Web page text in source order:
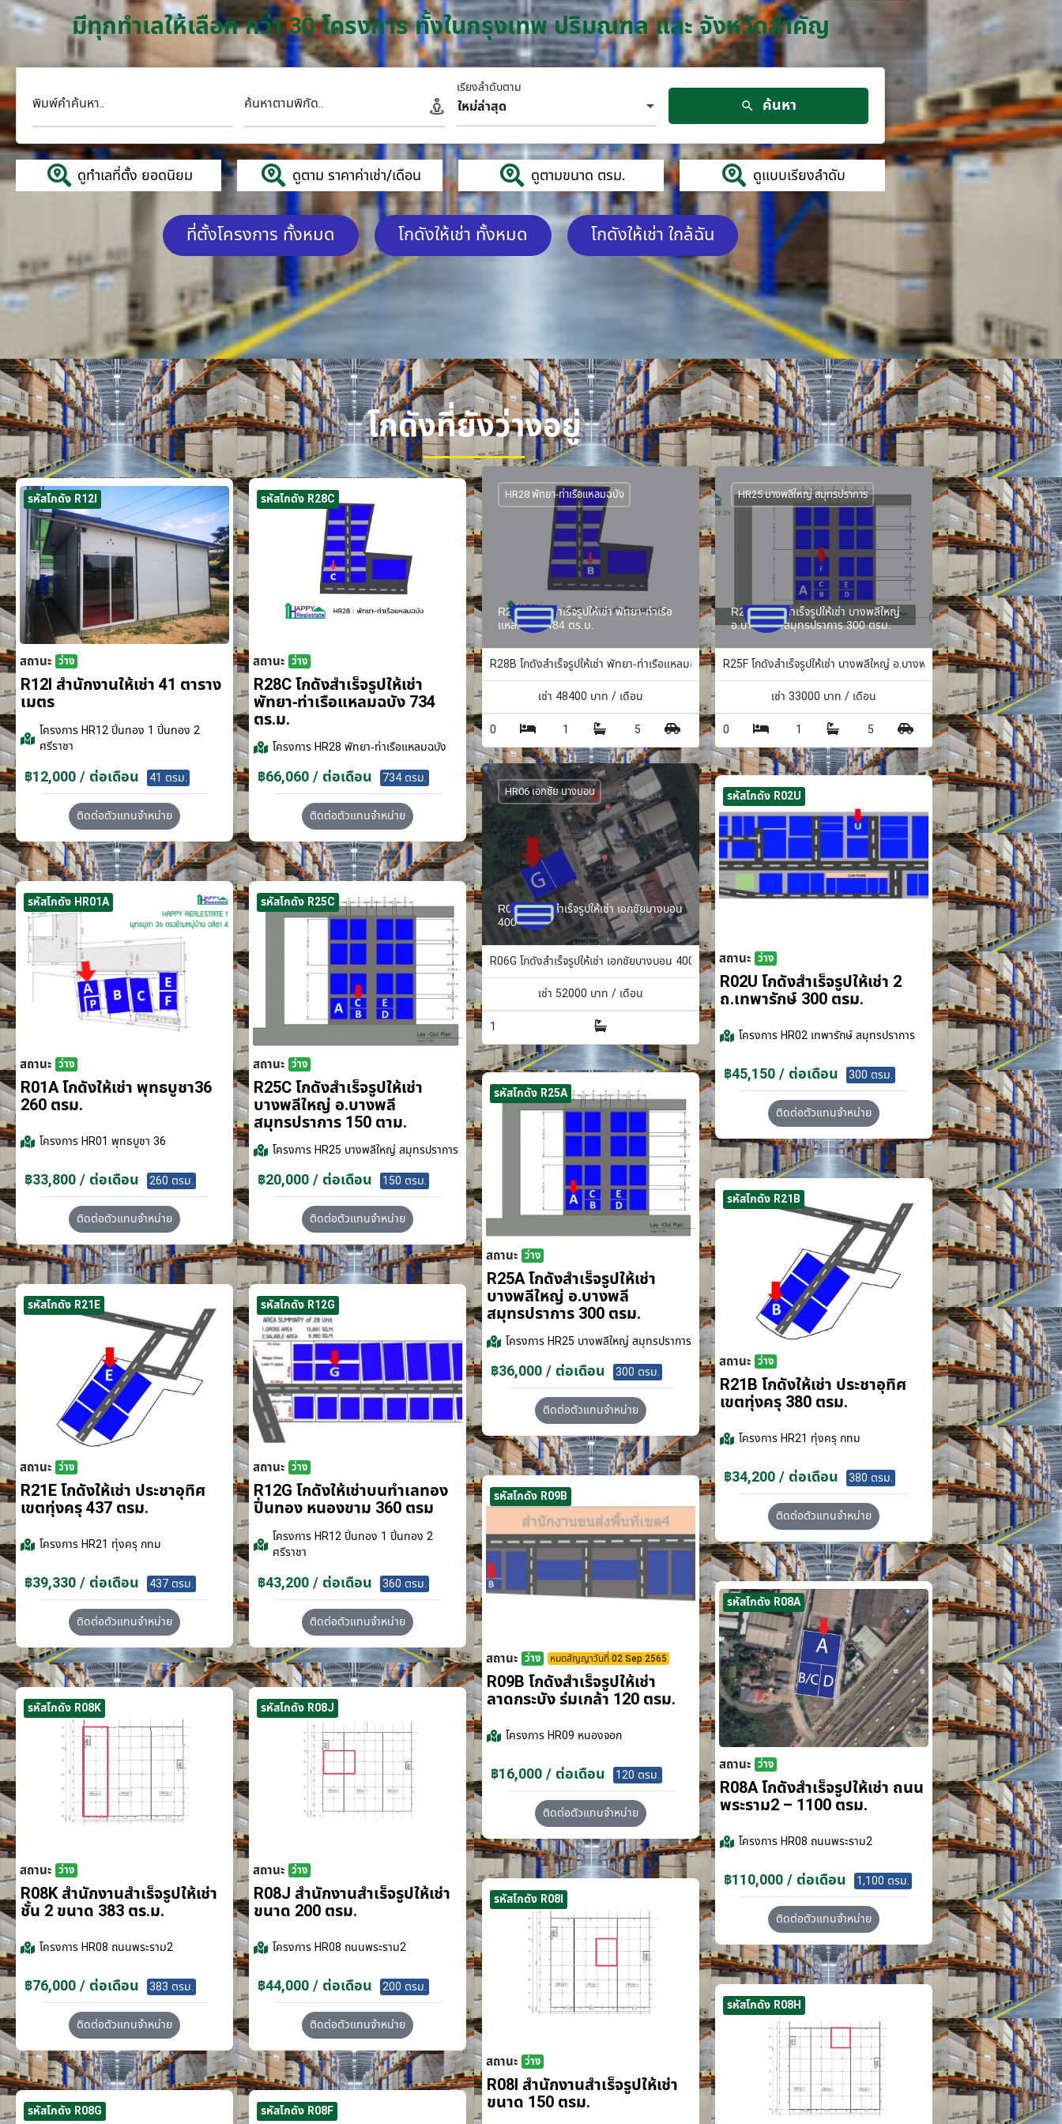
มีทุกทำเลให้เลือก กว่า 30 โครงการ ทั้งในกรุงเทพ ปริมณฑล และ จังหวัดสำคัญ
พิมพ์คำค้นหา.. ค้นหาตามพิกัด.. ใหม่ล่าสุด
เรียงลำดับตาม
ค้นหา
ดูทำเลที่ตั้ง ยอดนิยม ดูตาม ราคาค่าเช่า/เดือน ดูตามขนาด ตรม. ดูแบบเรียงลำดับ
ที่ตั้งโครงการ ทั้งหมด โกดังให้เช่า ทั้งหมด โกดังให้เช่า ใกล้ฉัน
โกดังที่ยังว่างอยู่
รหัสโกดัง R12I
สถานะ ว่าง
R12I สำนักงานให้เช่า 41 ตาราง
เมตร
โครงการHR12 ปิ่นทอง 1 ปิ่นทอง 2
ศรีราชา
฿12,000 / ต่อเดือน 41 ตรม.
ติดต่อตัวแทนจำหน่าย
รหัสโกดัง R28C
สถานะ ว่าง
R28C โกดังสำเร็จรูปให้เช่า
พัทยา-ท่าเรือแหลมฉบัง 734
ตร.ม.
โครงการHR28 พัทยา-ท่าเรือแหลมฉบัง
฿66,060 / ต่อเดือน 734 ตรม.
ติดต่อตัวแทนจำหน่าย
R28B โกดังสำเร็จรูปให้เช่า พัทยา-ท่าเรือ
แหลมฉบัง 484 ตร.ม.
HR28 พัทยา-ท่าเรือแหลมฉบัง
R28B โกดังสำเร็จรูปให้เช่า พัทยา-ท่าเรือแหลมฉบัง 484 ตร.ม.
เช่า 48400 บาท / เดือน
0
1 5
R25F โกดังสำเร็จรูปให้เช่า บางพลีใหญ่
อ.บางพลี จ.สมุทรปราการ 300 ตรม.
HR25 บางพลีใหญ่ สมุทรปราการ
R25F โกดังสำเร็จรูปให้เช่า บางพลีใหญ่ อ.บางพลี จ.สมุทรปราการ 300 ตรม.
เช่า 33000 บาท / เดือน
0
1 5
R06G โกดังสำเร็จรูปให้เช่า เอกชัยบางบอน
400 ตรม.
HR06 เอกชัย บางบอน
R06G โกดังสำเร็จรูปให้เช่า เอกชัยบางบอน 400 ตรม.
เช่า 52000 บาท / เดือน
1
รหัสโกดัง R02U
สถานะ ว่าง
R02U โกดังสำเร็จรูปให้เช่า 2
ถ.เทพารักษ์ 300 ตรม.
โครงการHR02 เทพารักษ์ สมุทรปราการ
฿45,150 / ต่อเดือน 300 ตรม.
ติดต่อตัวแทนจำหน่าย
รหัสโกดัง HR01A
สถานะ ว่าง
R01A โกดังให้เช่า พุทธบูชา36
260 ตรม.
โครงการHR01 พุทธบูชา 36
฿33,800 / ต่อเดือน 260 ตรม.
ติดต่อตัวแทนจำหน่าย
รหัสโกดัง R25C
สถานะ ว่าง
R25C โกดังสำเร็จรูปให้เช่า
บางพลีใหญ่ อ.บางพลี
สมุทรปราการ 150 ตาม.
โครงการHR25 บางพลีใหญ่ สมุทรปราการ
฿20,000 / ต่อเดือน 150 ตรม.
ติดต่อตัวแทนจำหน่าย
รหัสโกดัง R25A
สถานะ ว่าง
R25A โกดังสำเร็จรูปให้เช่า
บางพลีใหญ่ อ.บางพลี
สมุทรปราการ 300 ตรม.
โครงการHR25 บางพลีใหญ่ สมุทรปราการ
฿36,000 / ต่อเดือน 300 ตรม.
ติดต่อตัวแทนจำหน่าย
รหัสโกดัง R21B
สถานะ ว่าง
R21B โกดังให้เช่า ประชาอุทิศ
เขตทุ่งครุ 380 ตรม.
โครงการHR21 ทุ่งครุ กทม
฿34,200 / ต่อเดือน 380 ตรม.
ติดต่อตัวแทนจำหน่าย
รหัสโกดัง R21E
สถานะ ว่าง
R21E โกดังให้เช่า ประชาอุทิศ
เขตทุ่งครุ 437 ตรม.
โครงการHR21 ทุ่งครุ กทม
฿39,330 / ต่อเดือน 437 ตรม.
ติดต่อตัวแทนจำหน่าย
รหัสโกดัง R12G
สถานะ ว่าง
R12G โกดังให้เช่าบนทำเลทอง
ปิ่นทอง หนองขาม 360 ตรม
โครงการHR12 ปิ่นทอง 1 ปิ่นทอง 2
ศรีราชา
฿43,200 / ต่อเดือน 360 ตรม.
ติดต่อตัวแทนจำหน่าย
รหัสโกดัง R09B
สถานะ ว่าง หมดสัญญาวันที่ 02 Sep 2565
R09B โกดังสำเร็จรูปให้เช่า
ลาดกระบัง​ ร่มเกล้า 120 ตรม.
โครงการHR09 หนองจอก
฿16,000 / ต่อเดือน 120 ตรม.
ติดต่อตัวแทนจำหน่าย
รหัสโกดัง R08A
สถานะ ว่าง
R08A โกดังสำเร็จรูปให้เช่า ถนน
พระราม2 – 1100 ตรม.
โครงการHR08 ถนนพระราม2
฿110,000 / ต่อเดือน 1,100 ตรม.
ติดต่อตัวแทนจำหน่าย
รหัสโกดัง R08K
สถานะ ว่าง
R08K สำนักงานสำเร็จรูปให้เช่า
ชั้น 2 ขนาด 383 ตร.ม.
โครงการHR08 ถนนพระราม2
฿76,000 / ต่อเดือน 383 ตรม.
ติดต่อตัวแทนจำหน่าย
รหัสโกดัง R08J
สถานะ ว่าง
R08J สำนักงานสำเร็จรูปให้เช่า
ขนาด 200 ตรม.
โครงการHR08 ถนนพระราม2
฿44,000 / ต่อเดือน 200 ตรม.
ติดต่อตัวแทนจำหน่าย
รหัสโกดัง R08I
สถานะ ว่าง
R08I สำนักงานสำเร็จรูปให้เช่า
ขนาด 150 ตรม.
รหัสโกดัง R08H
รหัสโกดัง R08G รหัสโกดัง R08F